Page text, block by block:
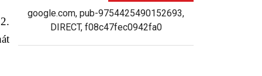
google.com, pub-9754425490152693,
DIRECT, f08c47fec0942fa0